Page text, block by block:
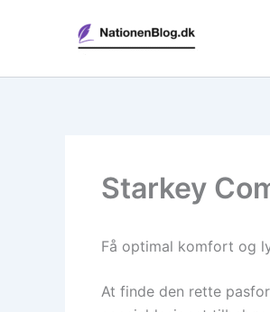
Starkey
Få optimal komfort og
At finde den rette